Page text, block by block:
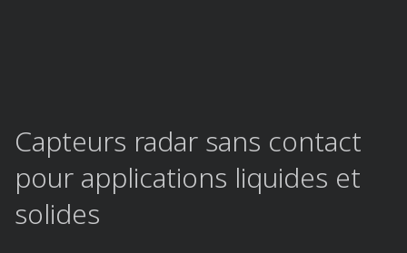
Capteurs radar sans contact
pour applications liquides et
solides​